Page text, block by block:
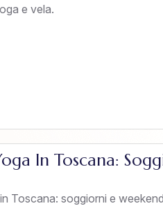
e vela.
In Toscana:
Toscana: soggiorni e